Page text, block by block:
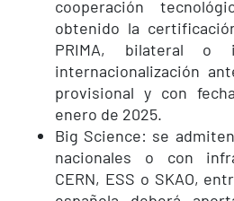
cooperación
obtenido la
PRIMA, bilateral o
internacionalización
provisional y con
enero de 2025.
Big Science: se
nacionales o con
CERN, ESS o SKAO,